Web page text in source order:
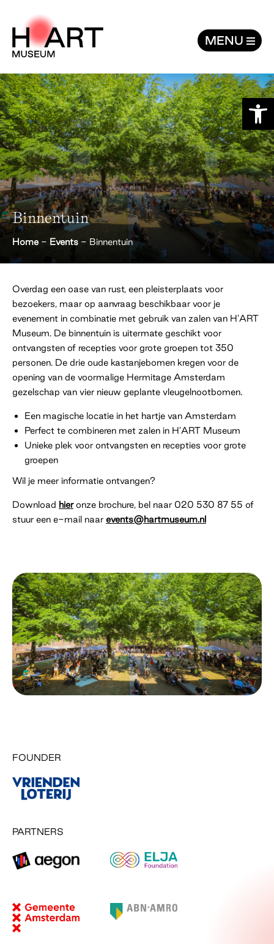
MENU
Binnentuin
Home- Events - Binnentuin
Overdag een oase van rust, een pleisterplaats voor
bezoekers, maar op aanvraag beschikbaar voor je
evenement in combinatie met gebruik van zalen van H’ART
Museum. De binnentuin is uitermate geschikt voor
ontvangsten of recepties voor grote groepen tot 350
personen. De drie oude kastanjebomen kregen voor de
opening van de voormalige Hermitage Amsterdam
gezelschap van vier nieuw geplante vleugelnootbomen.
Een magische locatie in het hartje van Amsterdam
Perfect te combineren met zalen in H’ART Museum
Unieke plek voor ontvangsten en recepties voor grote
groepen
Wil je meer informatie ontvangen?
Download hieronze brochure, bel naar 020 530 87 55 of
stuur een e-mail naarevents@hartmuseum.nl
FOUNDER
PARTNERS